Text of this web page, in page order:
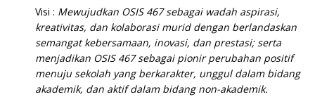
Visi : Mewujudkan OSIS 467 sebagai wadah aspirasi,
kreativitas, dan kolaborasi murid dengan berlandaskan
semangat kebersamaan, inovasi, dan prestasi; serta
menjadikan OSIS 467 sebagai pionir perubahan positif
menuju sekolah yang berkarakter, unggul dalam bidang
akademik, dan aktif dalam bidang non-akademik.